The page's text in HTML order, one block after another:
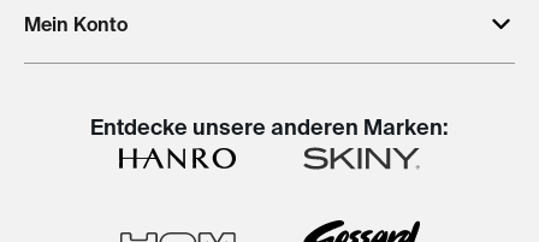
Mein Konto
Entdecke unsere anderen Marken: